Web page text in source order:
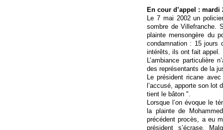
En cour d’appel : mardi
Le 7 mai 2002 un
sombre de Villefranche.
plainte mensongère du
condamnation : 15 jours
intérêts, ils ont fait appel.
L’ambiance particulière
des représentants de la
Le président ricane
l’accusé, apporte son lot
tient le bâton ".
Lorsque l’on évoque le
la plainte de
précédent procès, a eu
président s’écrase.